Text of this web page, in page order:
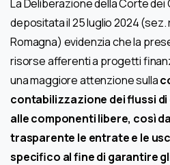
La Deliberazione della Corte dei
depositata il 25 luglio 2024 (sez.
Romagna) evidenzia che la
risorse afferenti a progetti
una maggiore attenzione sulla
contabilizzazione dei flussi
alle componenti libere, così
trasparente le entrate e le
specifico al fine di garantire